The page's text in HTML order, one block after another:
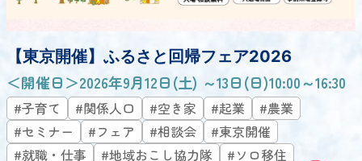
【東京開催】ふるさと回帰フェア2026
＜開催日＞2026年9月12日(土) ～13日(日)10:00～16:30
#子育て #関係人口 #空き家 #起業
#農業
#セミナー
#フェア #相談会
#東京開催
#就職・仕事
#地域おこし協力隊
#ソロ移住